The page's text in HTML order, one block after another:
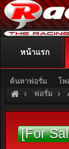
ติดต่อลงโฆษณา
หรือ
ฟอรั่ม
Brake &
[For
หน้าแรก
ค้นหาฟอรั่ม โพ